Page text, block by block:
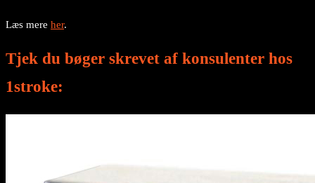
Læs mere her.
Tjek du bøger skrevet af konsulenter hos
1stroke: